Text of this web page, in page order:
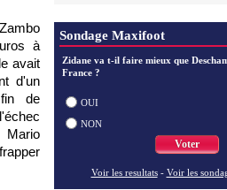
à
avait
d'un
de
Mario
Sondage Maxifoot
Zidane va t-il faire mieux que
France ?
OUI
NON
Voter
Voir les resultats - Voir les